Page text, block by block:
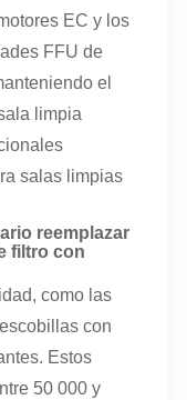
EC y los
FFU de
el
limpia
salas limpias
reemplazar
filtro con
como las
con
Estos
50 000 y